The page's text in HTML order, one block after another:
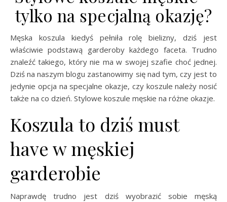
tylko na specjalną okazję?
Męska koszula kiedyś pełniła rolę bielizny, dziś jest
właściwie podstawą garderoby każdego faceta. Trudno
znaleźć takiego, który nie ma w swojej szafie choć jednej.
Dziś na naszym blogu zastanowimy się nad tym, czy jest to
jedynie opcja na specjalne okazje, czy koszule należy nosić
także na co dzień. Stylowe koszule męskie na różne okazje.
Koszula to dziś must
have w męskiej
garderobie
Naprawdę trudno jest dziś wyobrazić sobie męską